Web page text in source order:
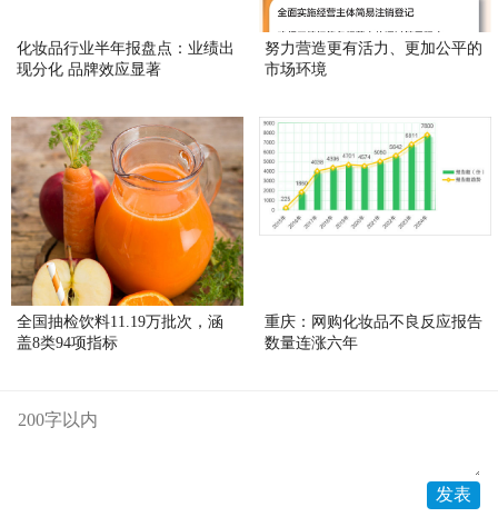
化妆品行业半年报盘点：业绩出
现分化 品牌效应显著
努力营造更有活力、更加公平的
市场环境
全国抽检饮料11.19万批次，涵
盖8类94项指标
重庆：网购化妆品不良反应报告
数量连涨六年